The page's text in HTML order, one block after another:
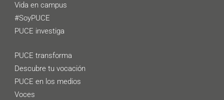
Vida en campus
#SoyPUCE
PUCE investiga
PUCE transforma
Descubre tu vocación
PUCE en los medios
Voces